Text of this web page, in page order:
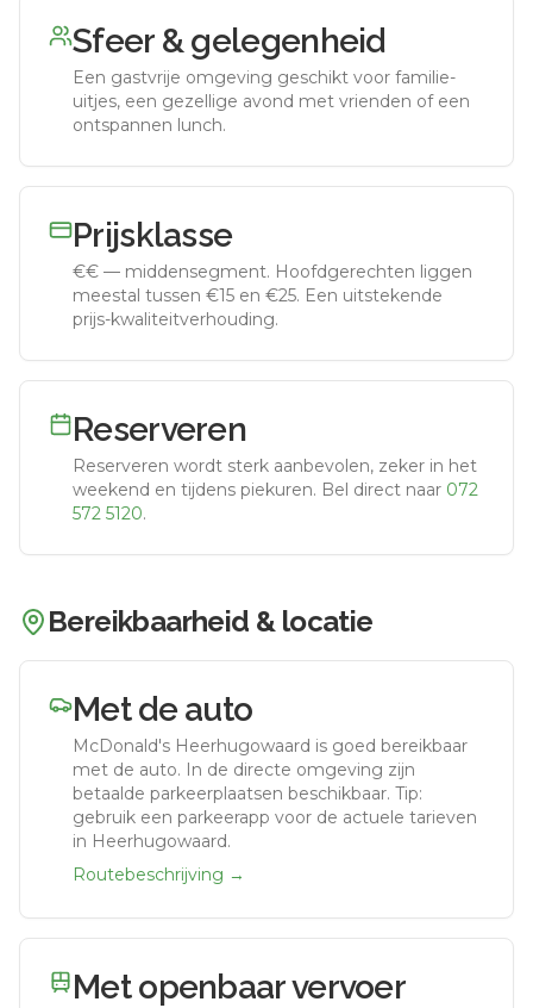
Sfeer & gelegenheid
Een gastvrije omgeving geschikt voor familie-
uitjes, een gezellige avond met vrienden of een
ontspannen lunch.
Prijsklasse
€€ — middensegment. Hoofdgerechten liggen
meestal tussen €15 en €25. Een uitstekende
prijs-kwaliteitverhouding.
Reserveren
Reserveren wordt sterk aanbevolen, zeker in het
weekend en tijdens piekuren. Bel direct naar 072
572 5120.
Bereikbaarheid & locatie
Met de auto
McDonald's Heerhugowaard is goed bereikbaar
met de auto. In de directe omgeving zijn
betaalde parkeerplaatsen beschikbaar. Tip:
gebruik een parkeerapp voor de actuele tarieven
in Heerhugowaard.
Routebeschrijving →
Met openbaar vervoer